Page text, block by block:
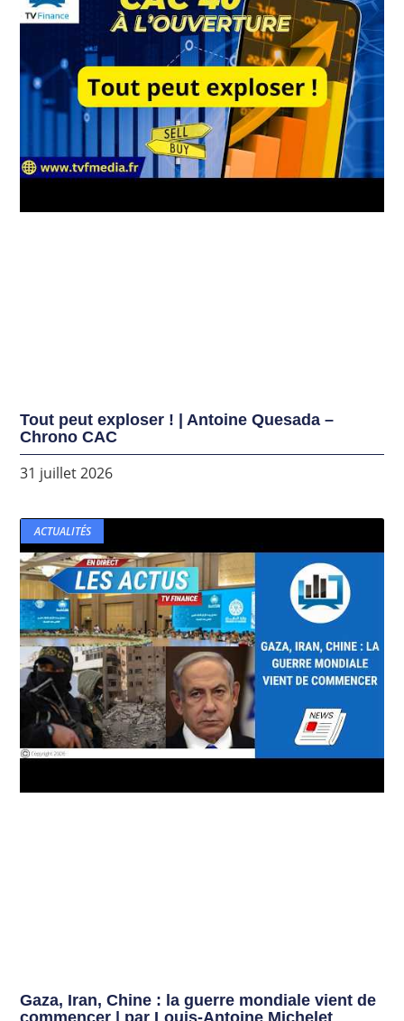
Tout peut exploser ! | Antoine Quesada –
Chrono CAC
31 juillet 2026
ACTUALITÉS
Gaza, Iran, Chine : la guerre mondiale vient de